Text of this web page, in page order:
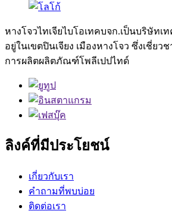
หางโจวไทเจียไบโอเทคบจก.เป็นบริษัท
อยู่ในเขตปินเจียง เมืองหางโจว ซึ่งเชี่ยว
การผลิตผลิตภัณฑ์โพลีเปปไทด์
ลิงค์ที่มีประโยชน์
เกี่ยวกับเรา
คำถามที่พบบ่อย
ติดต่อเรา